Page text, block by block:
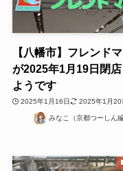
【八幡市】フレンド
が2025年1月19日閉
ようです
2025年1月16日 2025年1月20
みなこ（京都つーしん編